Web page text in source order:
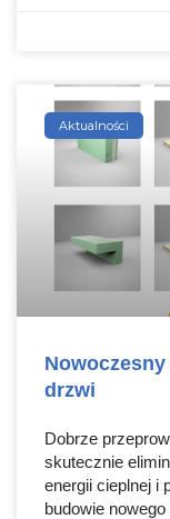
Aktualności
drzwi
Dobrze
skutecznie
energii cieplnej i
budowie